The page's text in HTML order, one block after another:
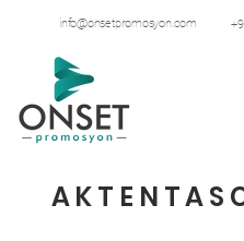
info@onsetpromosyon.com